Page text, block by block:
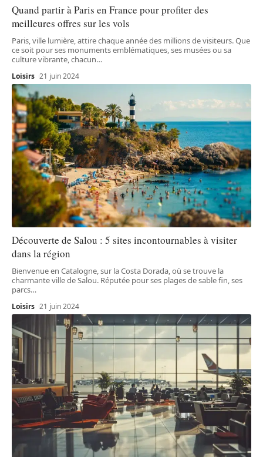
Quand partir à Paris en France pour profiter des
meilleures offres sur les vols
Paris, ville lumière, attire chaque année des millions de visiteurs. Que
ce soit pour ses monuments emblématiques, ses musées ou sa
culture vibrante, chacun…
Loisirs 21 juin 2024
Découverte de Salou : 5 sites incontournables à visiter
dans la région
Bienvenue en Catalogne, sur la Costa Dorada, où se trouve la
charmante ville de Salou. Réputée pour ses plages de sable fin, ses
parcs…
Loisirs 21 juin 2024